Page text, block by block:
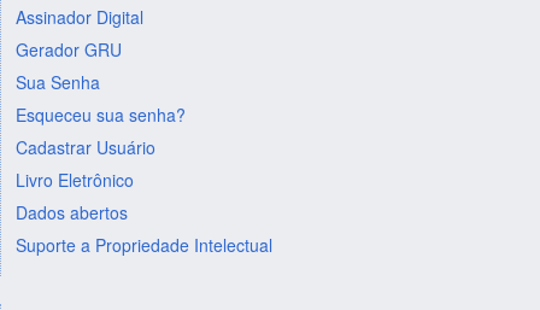
Assinador Digital
Gerador GRU
Sua Senha
Esqueceu sua senha?
Cadastrar Usuário
Livro Eletrônico
Dados abertos
Suporte a Propriedade Intelectual